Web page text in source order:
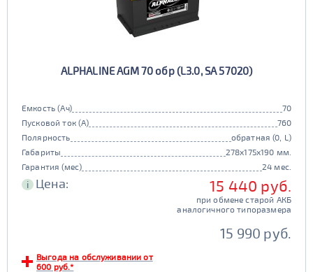
ALPHALINE AGM 70 обр (L3.0, SA 57020)
Емкость (Ач)
70
Пусковой ток (А)
760
Полярность
обратная (0, L)
Габариты
278x175x190 мм.
Гарантия (мес)
24 мес.
i Цена: 15 440 руб.
при обмене старой АКБ
аналогичного типоразмера
15 990 руб.
Выгода на обслуживании от
600 руб.*